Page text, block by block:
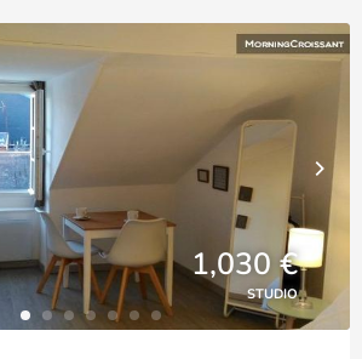
1,030 €
STUDIO